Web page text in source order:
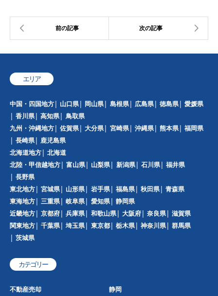
エリア
中国・四国地方 山口県 岡山県 島根県 広島県 徳島県
愛媛県
香川県
高知県
鳥取県
九州・沖縄地方
佐賀県 大分県 宮崎県 沖縄県 熊本県
福岡県
長崎県
鹿児島県
北海道地方
北海道
北陸・甲信越地方
富山県 山梨県 新潟県 石川県
福井県
長野県
東北地方
宮城県 山形県 岩手県 福島県 秋田県
青森県
東海地方
三重県 岐阜県 愛知県
静岡県
近畿地方
京都府 兵庫県 和歌山県 大阪府 奈良県
滋賀県
関東地方
千葉県 埼玉県 東京都 栃木県 神奈川県
群馬県
茨城県
カテゴリー
不動産売却 静岡